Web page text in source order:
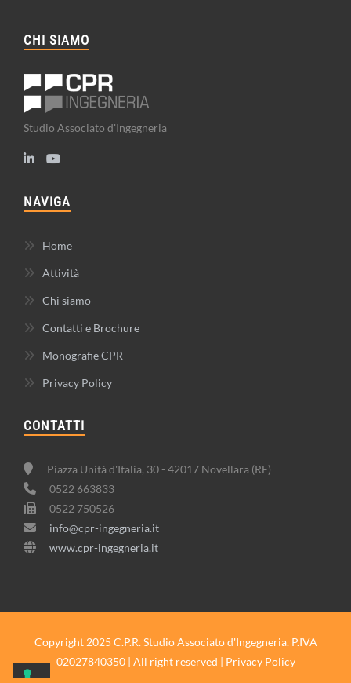
CHI SIAMO
Studio Associato d'Ingegneria
NAVIGA
Home
Attività
Chi siamo
Contatti e Brochure
Monografie CPR
Privacy Policy
CONTATTI
Piazza Unità d'Italia, 30 - 42017 Novellara (RE)
0522 663833
0522 750526
info@cpr-ingegneria.it
www.cpr-ingegneria.it
Copyright 2025 C.P.R. Studio Associato d'Ingegneria. P.IVA
02027840350 | All right reserved | Privacy Policy